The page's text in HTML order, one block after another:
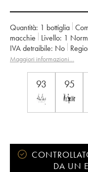
Quantità: 1 bottiglia
macchie
Livello: 1
IVA detraibile:
no
Denominazione:
Maggiori informazioni…
93 95
DA UN